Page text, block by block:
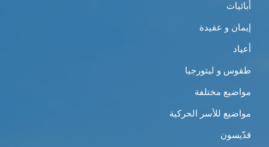
أبائيات
إيمان و عقيدة
أعياد
طقوس و ليتورجيا
مواضيع مختلفة
مواضيع للأسر الحركية
قدّيسون